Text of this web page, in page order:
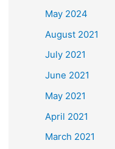
May 2024
August 2021
July 2021
June 2021
May 2021
April 2021
March 2021